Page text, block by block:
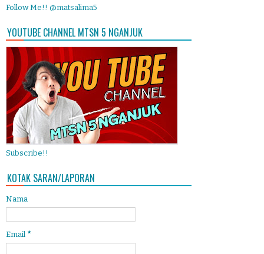
Follow Me!! @matsalima5
YOUTUBE CHANNEL MTSN 5 NGANJUK
Subscribe!!
KOTAK SARAN/LAPORAN
Nama
Email *